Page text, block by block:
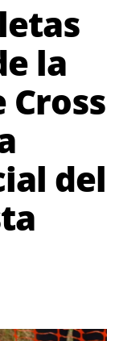
la
Cross
del